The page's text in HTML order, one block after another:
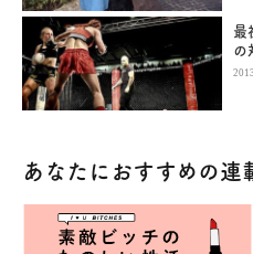
最
の
あなたにおすすめの連